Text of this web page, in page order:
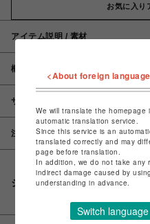
お気に入り
アイテム説明 / 素材
概要
サイズ
注意事項
シェアする
<About foreign
We will translate the
automatic translation service.
Since this service is an
translated correctly and may
page before translation.
In addition, we do not take any
indirect damage caused by
understanding in advance.
Switch language